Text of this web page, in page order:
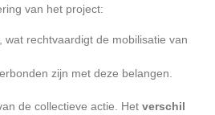
van het project:
rechtvaardigt de mobilisatie van
zijn met deze belangen.
de collectieve actie. Het verschil